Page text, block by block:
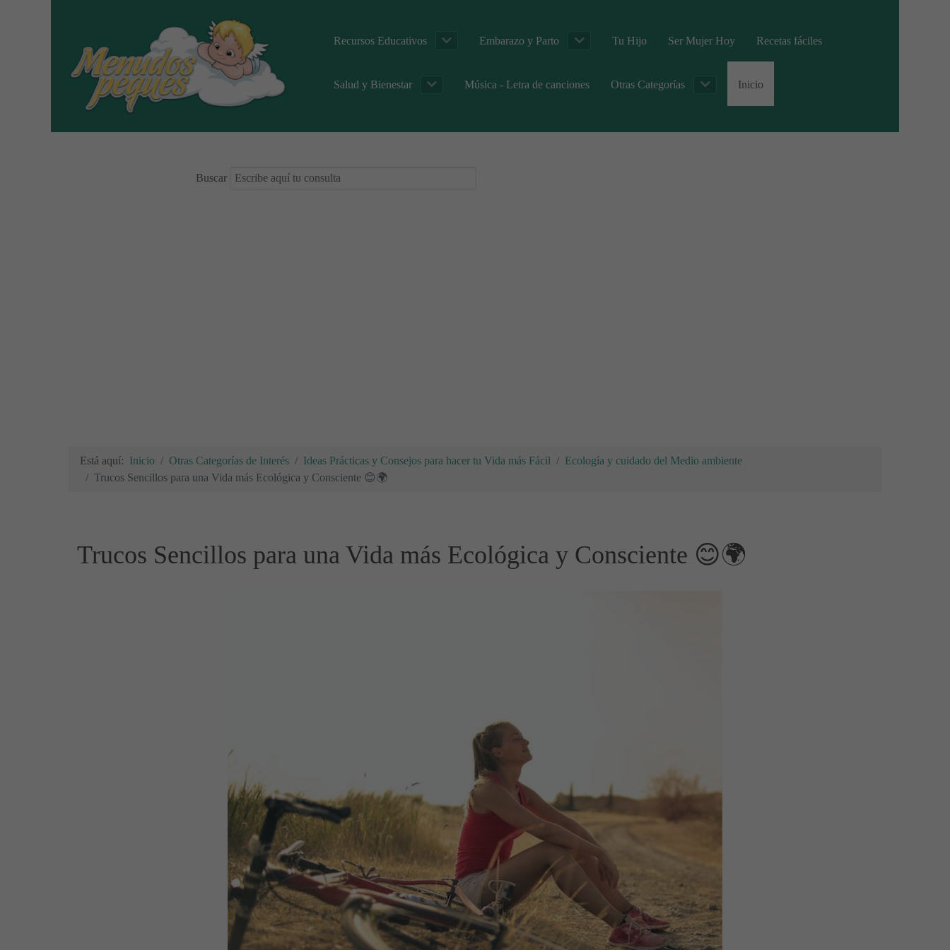
Recursos Educativos Embarazo y Parto Tu Hijo Ser Mujer Hoy Recetas fáciles
Salud y Bienestar Música - Letra de canciones Otras Categorías Inicio
Buscar
Está aquí: Inicio Otras Categorías de Interés Ideas Prácticas y Consejos para hacer tu Vida más Fácil
Ecología y cuidado del Medio ambiente
Trucos Sencillos para una Vida más Ecológica y Consciente 😊🌍
Trucos Sencillos para una Vida más Ecológica y Consciente 😊🌍